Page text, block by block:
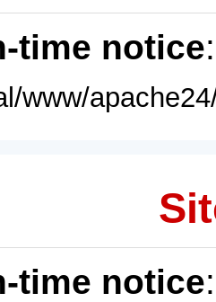
time notice
www/
time notice